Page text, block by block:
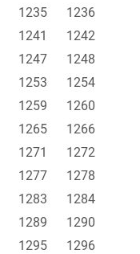
1235
1236
1241
1242
1247
1248
1253
1254
1259
1260
1265
1266
1271
1272
1277
1278
1283
1284
1289
1290
1295
1296